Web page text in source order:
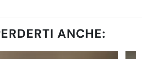
ANCHE: